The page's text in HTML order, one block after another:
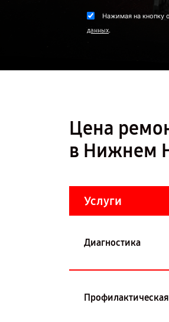
Нажимая на кнопку
данных.
Цена
в Нижнем
Услуги
Диагностика